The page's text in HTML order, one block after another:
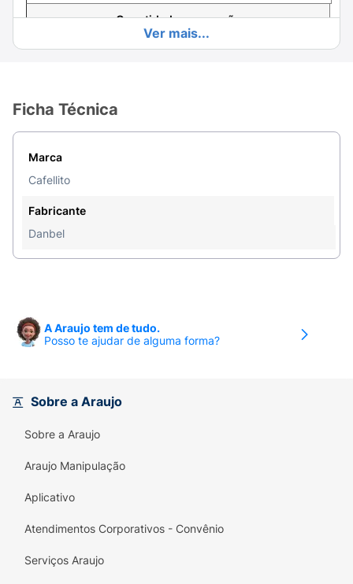
Quantidade por porção
5%
Gorduras totais
Ver mais...
Ficha Técnica
Marca
Cafellito
Fabricante
Danbel
A Araujo tem de tudo.
Posso te ajudar de alguma forma?
Sobre a Araujo
Sobre a Araujo
Araujo Manipulação
Aplicativo
Atendimentos Corporativos - Convênio
Serviços Araujo